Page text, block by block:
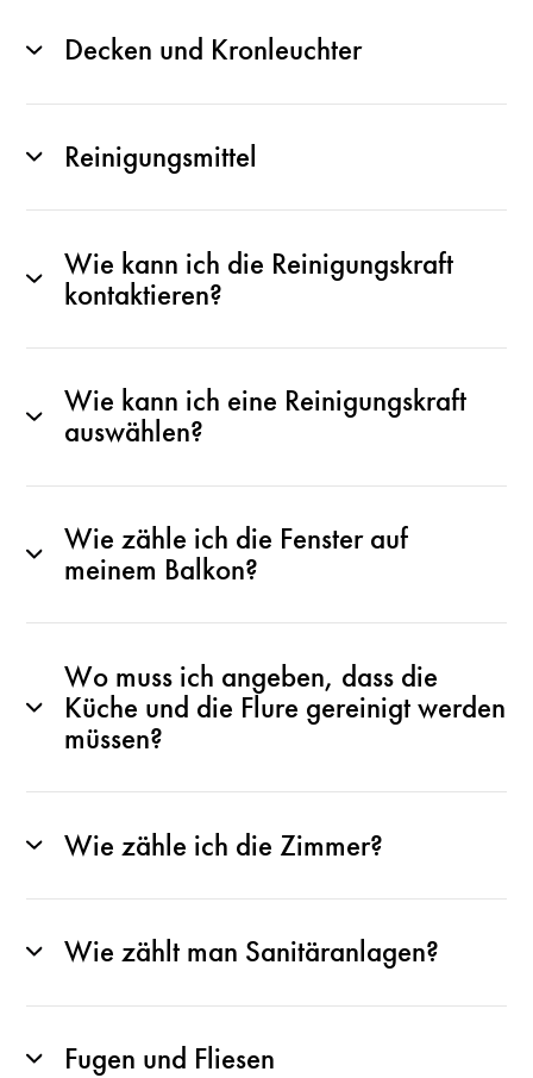
Decken und Kronleuchter
Reinigungsmittel
Wie kann ich die Reinigungskraft
kontaktieren?
Wie kann ich eine Reinigungskraft
auswählen?
Wie zähle ich die Fenster auf
meinem Balkon?
Wo muss ich angeben, dass die
Küche und die Flure gereinigt werden
müssen?
Wie zähle ich die Zimmer?
Wie zählt man Sanitäranlagen?
Fugen und Fliesen